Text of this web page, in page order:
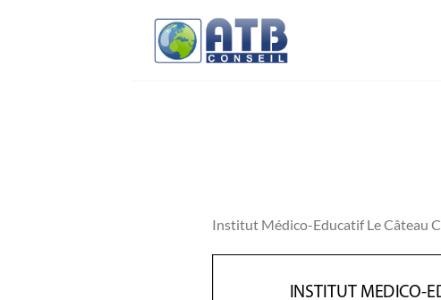
Institut Médico-Educatif Le Câteau